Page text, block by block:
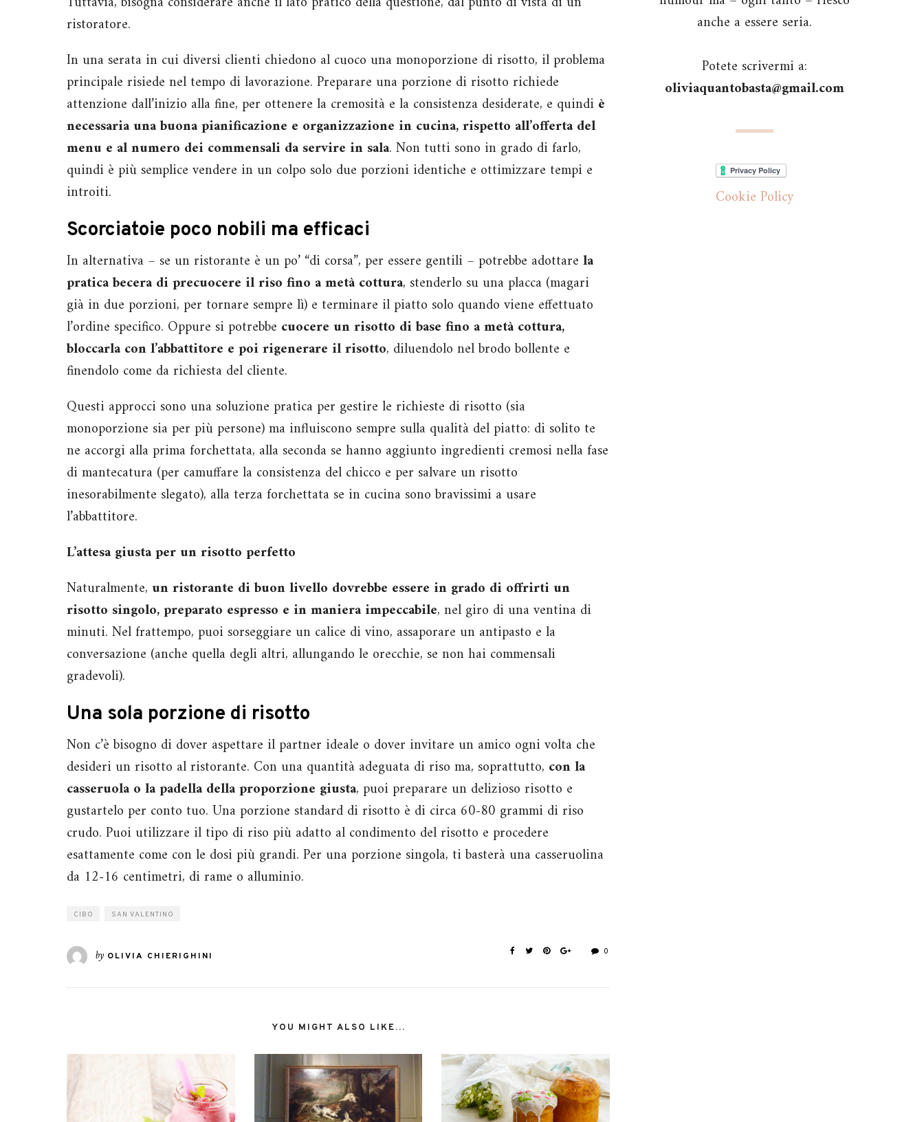
ristoratore.
In una serata in cui diversi clienti chiedono al cuoco una monoporzione di risotto, il problema
principale risiede nel tempo di lavorazione. Preparare una porzione di risotto richiede
attenzione dall’inizio alla fine, per ottenere la cremosità e la consistenza desiderate, e quindi è
necessaria una buona pianificazione e organizzazione in cucina, rispetto all’offerta del
menu e al numero dei commensali da servire in sala. Non tutti sono in grado di farlo,
quindi è più semplice vendere in un colpo solo due porzioni identiche e ottimizzare tempi e
introiti.
Scorciatoie poco nobili ma efficaci
In alternativa – se un ristorante è un po’ “di corsa”, per essere gentili – potrebbe adottare la
pratica becera di precuocere il riso fino a metà cottura, stenderlo su una placca (magari
già in due porzioni, per tornare sempre lì) e terminare il piatto solo quando viene effettuato
l’ordine specifico. Oppure si potrebbe cuocere un risotto di base fino a metà cottura,
bloccarla con l’abbattitore e poi rigenerare il risotto, diluendolo nel brodo bollente e
finendolo come da richiesta del cliente.
Questi approcci sono una soluzione pratica per gestire le richieste di risotto (sia
monoporzione sia per più persone) ma influiscono sempre sulla qualità del piatto: di solito te
ne accorgi alla prima forchettata, alla seconda se hanno aggiunto ingredienti cremosi nella fase
di mantecatura (per camuffare la consistenza del chicco e per salvare un risotto
inesorabilmente slegato), alla terza forchettata se in cucina sono bravissimi a usare
l’abbattitore.
L’attesa giusta per un risotto perfetto
Naturalmente, un ristorante di buon livello dovrebbe essere in grado di offrirti un
risotto singolo, preparato espresso e in maniera impeccabile, nel giro di una ventina di
minuti. Nel frattempo, puoi sorseggiare un calice di vino, assaporare un antipasto e la
conversazione (anche quella degli altri, allungando le orecchie, se non hai commensali
gradevoli).
Una sola porzione di risotto
Non c’è bisogno di dover aspettare il partner ideale o dover invitare un amico ogni volta che
desideri un risotto al ristorante. Con una quantità adeguata di riso ma, soprattutto, con la
casseruola o la padella della proporzione giusta, puoi preparare un delizioso risotto e
gustartelo per conto tuo. Una porzione standard di risotto è di circa 60-80 grammi di riso
crudo. Puoi utilizzare il tipo di riso più adatto al condimento del risotto e procedere
esattamente come con le dosi più grandi. Per una porzione singola, ti basterà una casseruolina
da 12-16 centimetri, di rame o alluminio.
CIBO SAN VALENTINO
by OLIVIA CHIERIGHINI 0
YOU MIGHT ALSO LIKE...
anche a essere seria.
Potete scrivermi a:
oliviaquantobasta@gmail.com
Cookie Policy